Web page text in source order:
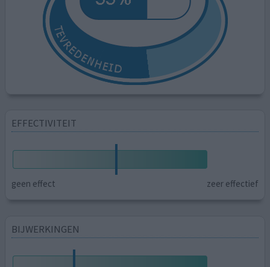
EFFECTIVITEIT
geen effect zeer effectief
BIJWERKINGEN